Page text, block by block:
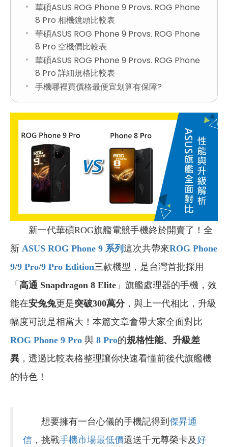
華碩ASUS ROG Phone 9 Provs. ROG Phone
8 Pro 相機鏡頭比較表
華碩ASUS ROG Phone 9 Provs. ROG Phone
8 Pro 空機價比較表
華碩ASUS ROG Phone 9 Provs. ROG Phone
8 Pro 詳細規格比較表
手機哪裡買價格最便宜划算有保障?
新一代華碩ROG旗艦電競手機終於開賣了！全
新 ASUS ROG Phone 9 系列 這次共帶來ROG Phone
9/9 Pro/9 Pro Edition三款機型，是台灣首批採用
「 高通 Snapdragon 8 Elite 」旗艦處理器的手機，效
能在安兔兔更是突破300萬分，與上一代相比，升級
幅度可說是相當大！本篇文章會帶大家全面對比
ROG Phone 9 Pro 與 8 Pro的規格性能、升級差
異 ，透過比較表格整理讓你快速看懂前後代旗艦機
的特色！
想要擁有一台心儀的手機記得到 傑昇通
信 ，挑戰手機市場最低價還送千元尊榮卡及好